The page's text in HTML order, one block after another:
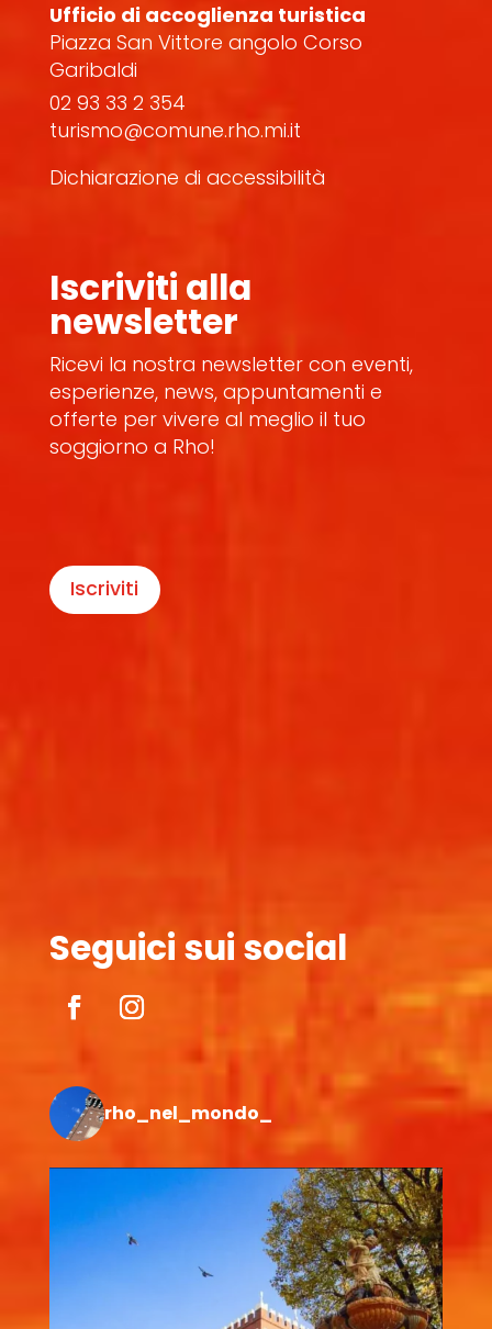
Ufficio di accoglienza turistica
Piazza San Vittore angolo Corso
Garibaldi
02 93 33 2 354
turismo@comune.rho.mi.it
Dichiarazione di accessibilità
Iscriviti alla
newsletter
Ricevi la nostra newsletter con eventi,
esperienze, news, appuntamenti e
offerte per vivere al meglio il tuo
soggiorno a Rho!
Iscriviti
Seguici sui social
rho_nel_mondo_